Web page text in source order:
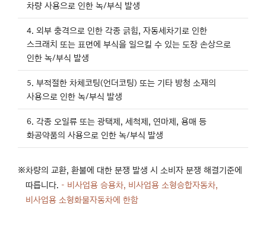
차량 사용으로 인한 녹/부식 발생
4. 외부 충격으로 인한 각종 긁힘, 자동세차기로 인한
스크래치 또는 표면에 부식을 일으킬 수 있는 도장 손상으로
인한 녹/부식 발생
5. 부적절한 차체코팅(언더코팅) 또는 기타 방청 소재의
사용으로 인한 녹/부식 발생
6. 각종 오일류 또는 광택제, 세척제, 연마제, 용매 등
화공약품의 사용으로 인한 녹/부식 발생
차량의 교환, 환불에 대한 분쟁 발생 시 소비자 분쟁 해결기준에
따릅니다. - 비사업용 승용차, 비사업용 소형승합자동차,
비사업용 소형화물자동차에 한함